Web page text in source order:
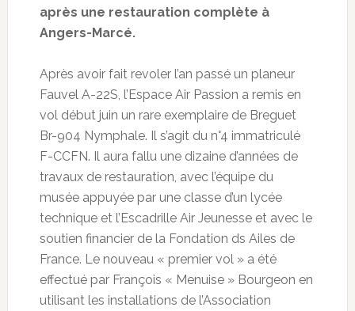
après une restauration complète à
Angers-Marcé.
Après avoir fait revoler l’an passé un planeur
Fauvel A-22S, l’Espace Air Passion a remis en
vol début juin un rare exemplaire de Breguet
Br-904 Nymphale. Il s’agit du n°4 immatriculé
F-CCFN. Il aura fallu une dizaine d’années de
travaux de restauration, avec l’équipe du
musée appuyée par une classe d’un lycée
technique et l’Escadrille Air Jeunesse et avec le
soutien financier de la Fondation ds Ailes de
France. Le nouveau « premier vol » a été
effectué par François « Menuise » Bourgeon en
utilisant les installations de l’Association